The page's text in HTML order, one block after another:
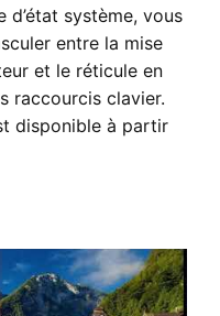
d’état système, vous
entre la mise
et le réticule en
raccourcis clavier.
disponible à partir